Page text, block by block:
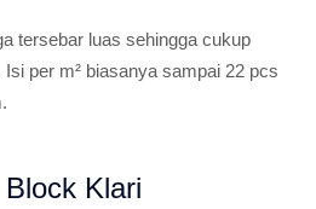
tersebar luas sehingga cukup
per m² biasanya sampai 22 pcs
Klari